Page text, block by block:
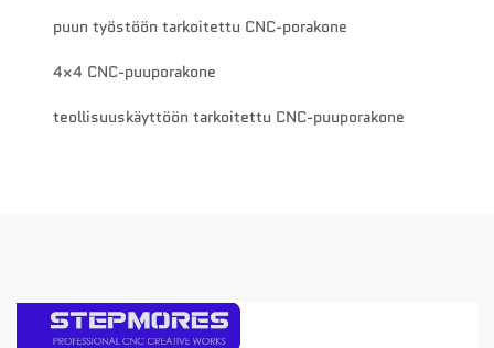
puun työstöön tarkoitettu CNC-porakone
4×4 CNC-puuporakone
teollisuuskäyttöön tarkoitettu CNC-puuporakone